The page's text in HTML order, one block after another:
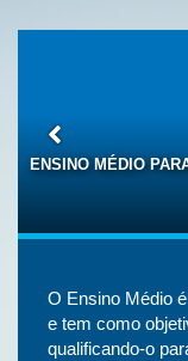
ENSINO MÉDIO
O Ensino Médio
e tem como
qualificando-o